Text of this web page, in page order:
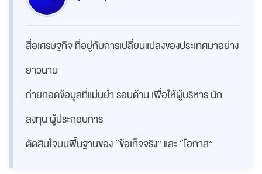
สื่อเศรษฐกิจ ที่อยู่กับการเปลี่ยนแปลงของประเทศมาอย่าง
ยาวนาน
ถ่ายทอดข้อมูลที่แม่นยำ รอบด้าน เพื่อให้ผู้บริหาร นัก
ลงทุน ผู้ประกอบการ
ตัดสินใจบนพื้นฐานของ “ข้อเท็จจริง” และ “โอกาส”